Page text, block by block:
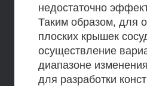
недостаточно
Таким образом, для
плоских крышек
осуществление
диапазоне
для разработки